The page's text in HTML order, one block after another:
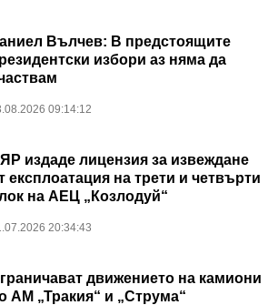
Вълчев: В предстоящите
избори аз няма да
09:14:12
издаде лицензия за извеждане
експлоатация на трети и четвърти
на АЕЦ „Козлодуй“
20:34:43
движението на камиони
АМ „Тракия“ и „Струма“